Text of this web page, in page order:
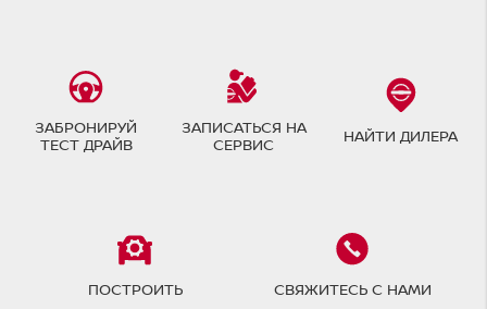
ЗАБРОНИРУЙ
ТЕСТ ДРАЙВ
ЗАПИСАТЬСЯ НА
СЕРВИС
НАЙТИ ДИЛЕРА
ПОСТРОИТЬ СВЯЖИТЕСЬ С НАМИ